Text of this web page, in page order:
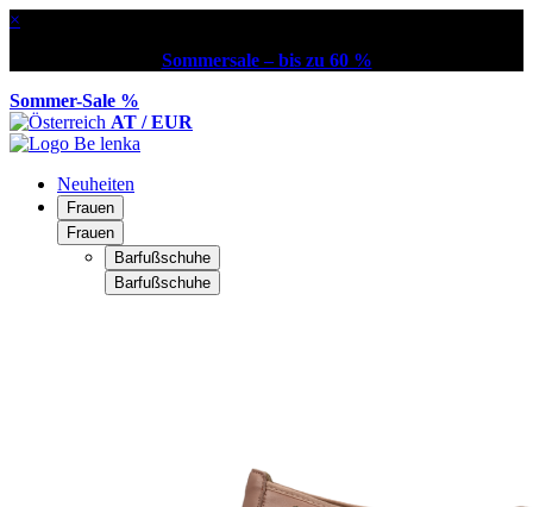
×
Sommersale – bis zu 60 %
Sommer-Sale %
AT / EUR
Neuheiten
Frauen
Frauen
Barfußschuhe
Barfußschuhe